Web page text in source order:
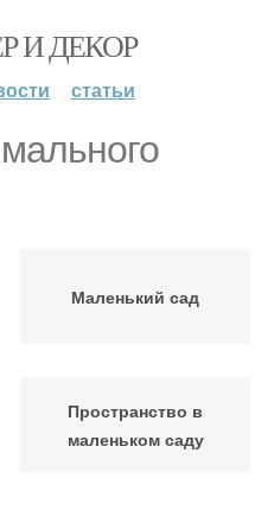
И ДЕКОР
статьи
Маленький сад
Пространство в
маленьком саду